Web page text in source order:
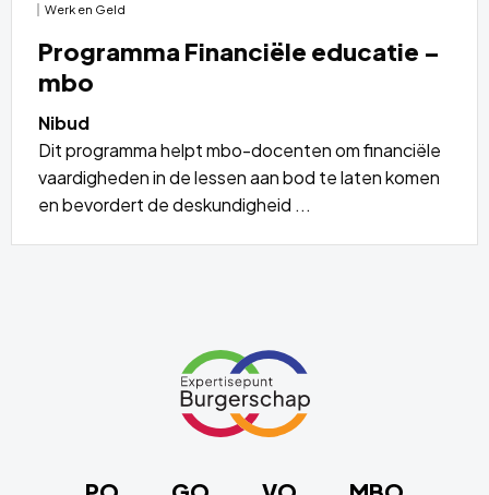
Werk en Geld
Programma Financiële educatie –
mbo
Nibud
Dit programma helpt mbo-docenten om financiële
vaardigheden in de lessen aan bod te laten komen
en bevordert de deskundigheid ...